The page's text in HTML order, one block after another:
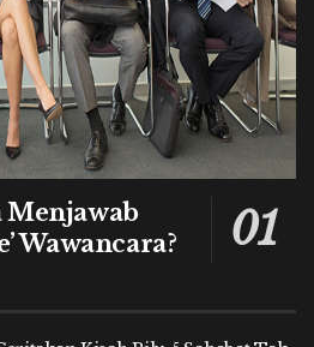
Menjawab
Wawancara?